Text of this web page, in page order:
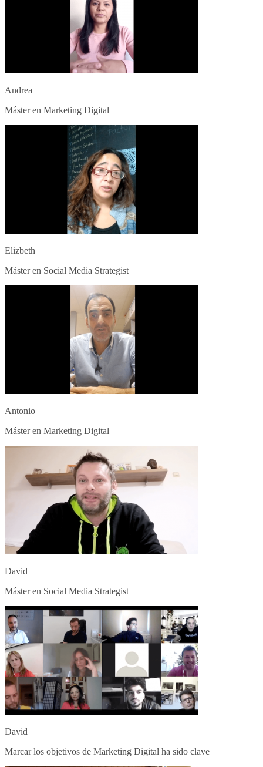
Andrea
Máster en Marketing Digital
Elizbeth
Máster en Social Media Strategist
Antonio
Máster en Marketing Digital
David
Máster en Social Media Strategist
David
Marcar los objetivos de Marketing Digital ha sido clave